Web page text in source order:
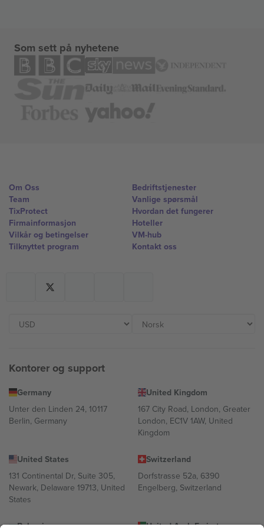
Som sett på nyhetene
Om Oss
Team
TixProtect
Firmainformasjon
Vilkår og betingelser
Tilknyttet program
Bedriftstjenester
Vanlige spørsmål
Hvordan det fungerer
Hoteller
VM-hub
Kontakt oss
Kontorer og support
Germany
Unter den Linden 24, 10117
Berlin, Germany
United Kingdom
167 City Road, London, Greater
London, EC1V 1AW, United
Kingdom
United States
131 Continental Dr, Suite 305,
Newark, Delaware 19713, United
States
Switzerland
Dorfstrasse 52a, 6390
Engelberg, Switzerland
Bulgaria United Arab Emirates